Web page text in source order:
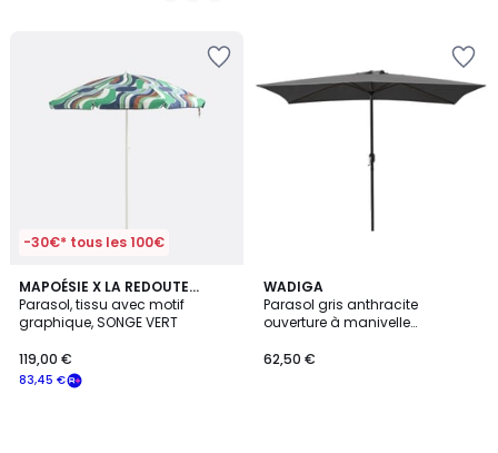
-30€* tous les 100€
MAPOÉSIE X LA REDOUTE
INTÉRIEURS
Parasol, tissu avec motif
graphique, SONGE VERT
83,45 €
119,00 €
WADIGA
Parasol gris anthracite
ouverture à manivelle
62,50 €